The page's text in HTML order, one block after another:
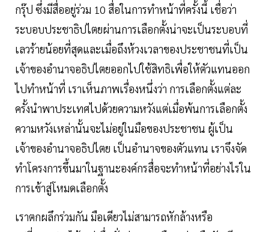
กรุ๊ป ซึ่งมีสื่ออยู่ร่วม 10 สื่อในการทำหน้าที่ครั้งนี้ เชื่อว่า
ระบอบประชาธิปไตยผ่านการเลือกตั้งน่าจะเป็นระบอบที่
เลวร้ายน้อยที่สุดและเมื่อถึงห้วงเวลาของประชาชนที่เป็น
เจ้าของอำนาจอธิปไตยออกไปใช้สิทธิเพื่อให้ตัวแทนออก
ไปทำหน้าที่ เราเห็นภาพเรื่องหนึ่งว่า การเลือกตั้งแต่ละ
ครั้งนำพาประเทศไปด้วยความหวังแต่เมื่อพ้นการเลือกตั้ง
ความหวังเหล่านั้นจะไม่อยู่ในมือของประชาชน ผู้เป็น
เจ้าของอำนาจอธิปไตย เป็นอำนาจของตัวแทน เราจึงจัด
ทำโครงการขึ้นมาในฐานะองค์กรสื่อจะทำหน้าที่อย่างไรใน
การเข้าสู่โหมดเลือกตั้ง
เราตกผลึกร่วมกัน มือเดียวไม่สามารถหักล้างหรือ